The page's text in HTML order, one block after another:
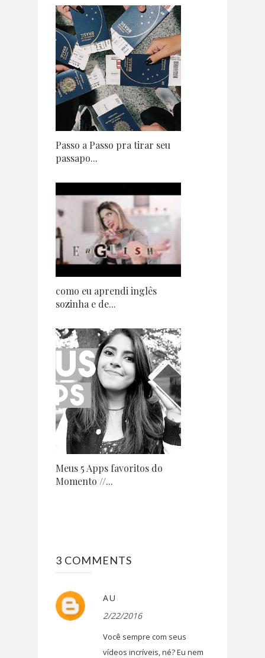
Passo a Passo pra tirar seu
passapo...
como eu aprendi inglês
sozinha e de...
Meus 5 Apps favoritos do
Momento //...
3 COMMENTS
AU
2/22/2016
Você sempre com seus
vídeos incríveis, né? Eu nem